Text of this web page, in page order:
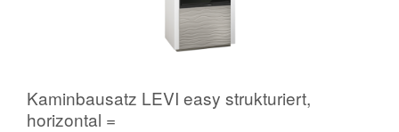
Kaminbausatz LEVI easy strukturiert,
horizontal =